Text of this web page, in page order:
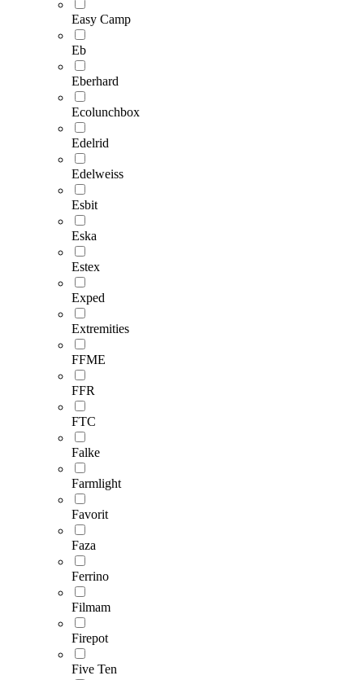
Easy Camp
Eb
Eberhard
Ecolunchbox
Edelrid
Edelweiss
Esbit
Eska
Estex
Exped
Extremities
FFME
FFR
FTC
Falke
Farmlight
Favorit
Faza
Ferrino
Filmam
Firepot
Five Ten